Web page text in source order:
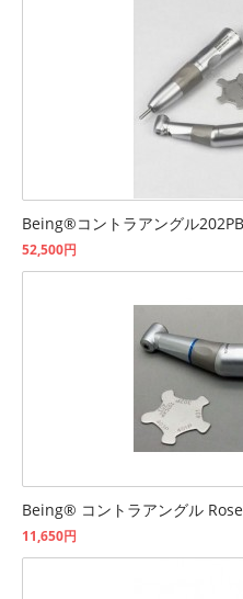
Being®コントラアングル
52,500円
Being® コントラアングル Rose
11,650円